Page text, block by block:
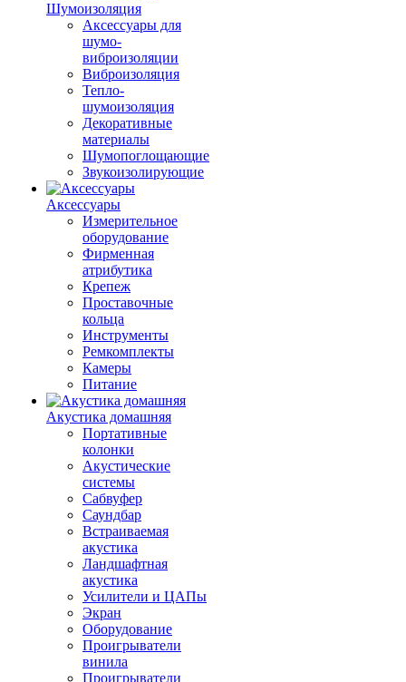
Шумоизоляция
Аксессуары для
шумо-
виброизоляции
Виброизоляция
Тепло-
шумоизоляция
Декоративные
материалы
Шумопоглощающие
Звукоизолирующие
Аксессуары
Измерительное
оборудование
Фирменная
атрибутика
Крепеж
Проставочные
кольца
Инструменты
Ремкомплекты
Камеры
Питание
Акустика домашняя
Портативные
колонки
Акустические
системы
Сабвуфер
Саундбар
Встраиваемая
акустика
Ландшафтная
акустика
Усилители и ЦАПы
Экран
Оборудование
Проигрыватели
винила
Проигрыватели